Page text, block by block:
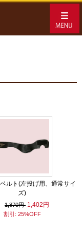
ルト(左投げ用、通常サイ
ズ)
1,870円 1,402円
割引: 25%OFF